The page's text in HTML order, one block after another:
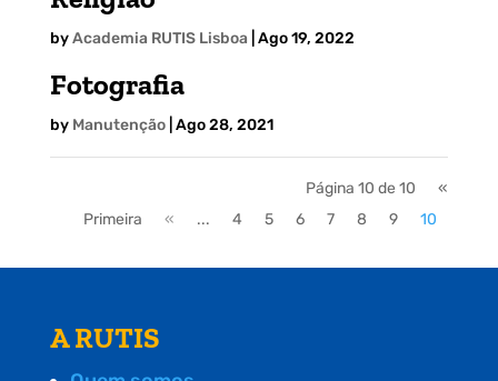
byAcademia RUTIS Lisboa Ago 19, 2022
Fotografia
by Manutenção| Ago 28, 2021
Página 10 de 10
«
Primeira
« ... 4 5 6 7 8 9 10
A RUTIS